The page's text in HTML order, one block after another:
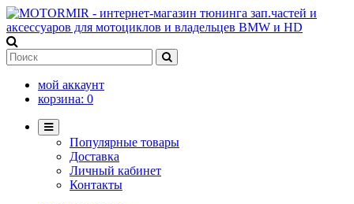
мой аккаунт
корзина: 0
Популярные товары
Доставка
Личный кабинет
Контакты